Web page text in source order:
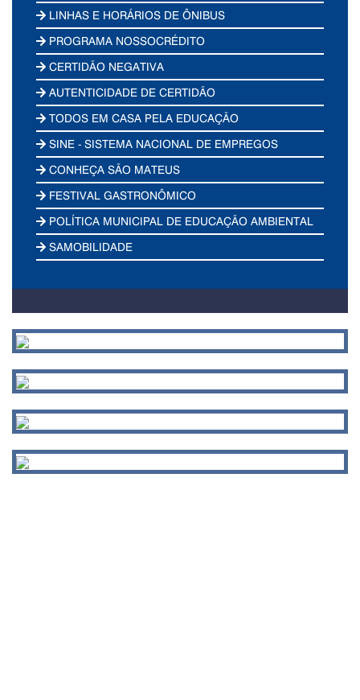
LINHAS E HORÁRIOS DE ÔNIBUS
PROGRAMA NOSSOCRÉDITO
CERTIDÃO NEGATIVA
AUTENTICIDADE DE CERTIDÃO
TODOS EM CASA PELA EDUCAÇÃO
SINE - SISTEMA NACIONAL DE EMPREGOS
CONHEÇA SÃO MATEUS
FESTIVAL GASTRONÔMICO
POLÍTICA MUNICIPAL DE EDUCAÇÃO AMBIENTAL
SAMOBILIDADE